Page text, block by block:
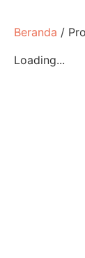
Beranda /
Loading...